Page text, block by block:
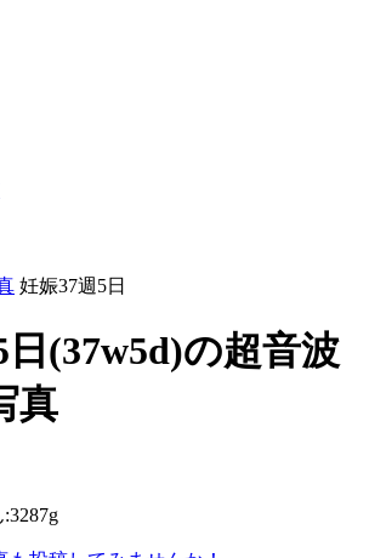
妊娠37週5日
日(37w5d)の超音波
真